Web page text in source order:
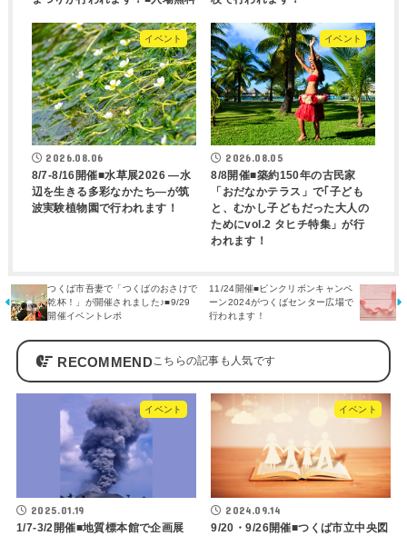
イベント
2026.08.06
8/7-8/16開催■水草展2026 ―水
辺を生きる多彩なかたち―が筑
波実験植物園で行われます！
イベント
2026.08.05
8/8開催■築約150年の古民家
「おだなかテラス」で｢子ども
と、むかし子どもだった大人の
ためにvol.2 タヒチ特集」が行
われます！
つくば市吾妻で「つくばのおさけで
乾杯！」が開催されました♪■9/29
開催イベントレポ
11/24開催■ピンクリボンキャンペ
ーン2024がつくばセンター広場で
行われます！
RECOMMEND
イベント
2025.01.19
1/7-3/2開催■地質標本館で企画展
イベント
2024.09.14
9/20・9/26開催■つくば市立中央図